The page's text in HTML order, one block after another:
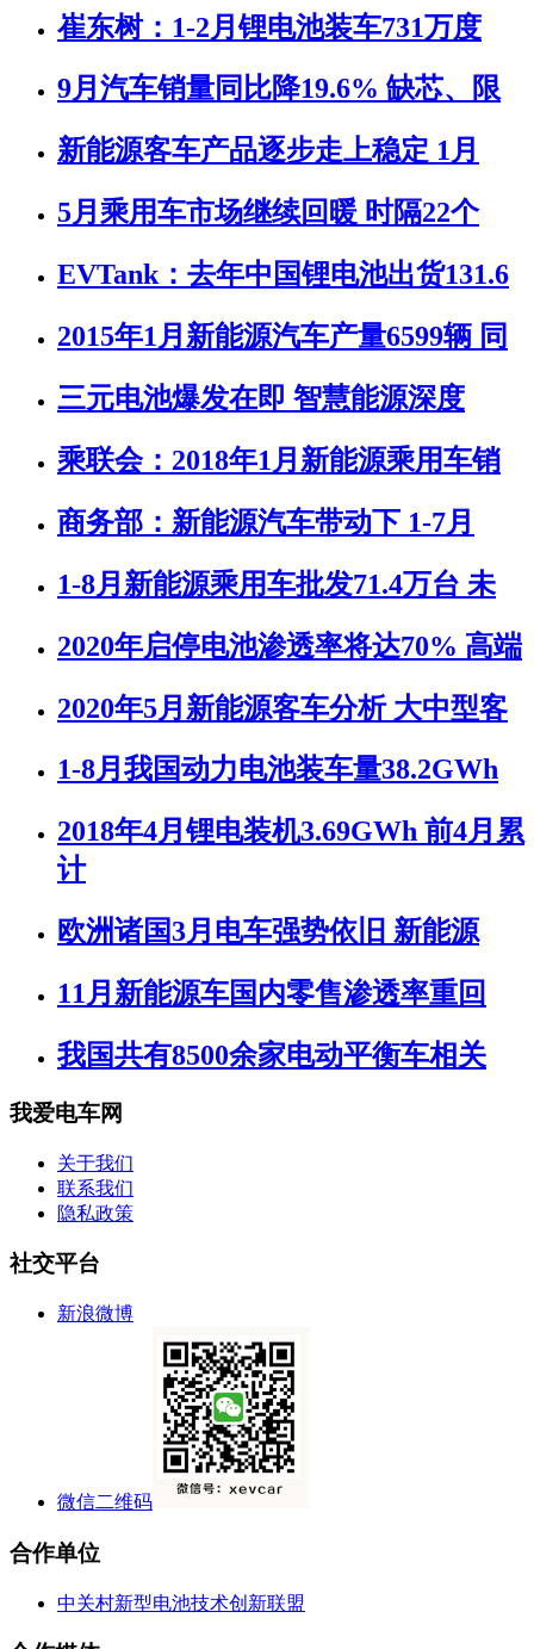
崔东树：1-2月锂电池装车731万度
9月汽车销量同比降19.6% 缺芯、限
新能源客车产品逐步走上稳定 1月
5月乘用车市场继续回暖 时隔22个
EVTank：去年中国锂电池出货131.6
2015年1月新能源汽车产量6599辆 同
三元电池爆发在即 智慧能源深度
乘联会：2018年1月新能源乘用车销
商务部：新能源汽车带动下 1-7月
1-8月新能源乘用车批发71.4万台 未
2020年启停电池渗透率将达70% 高端
2020年5月新能源客车分析 大中型客
1-8月我国动力电池装车量38.2GWh
2018年4月锂电装机3.69GWh 前4月累
计
欧洲诸国3月电车强势依旧 新能源
11月新能源车国内零售渗透率重回
我国共有8500余家电动平衡车相关
我爱电车网
关于我们
联系我们
隐私政策
社交平台
新浪微博
微信二维码
合作单位
中关村新型电池技术创新联盟